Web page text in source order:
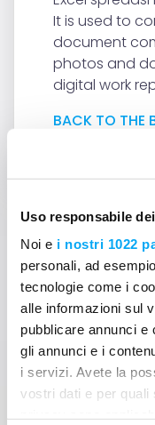
Uso responsabile
Noi e i nostri 1022
personali, ad
tecnologie come i
alle informazioni sul
pubblicare annunci e
gli annunci e i
i servizi. Avete la
vostri dati e per quali
It is used to
document
photos and
digital work
BACK TO THE
Can't find